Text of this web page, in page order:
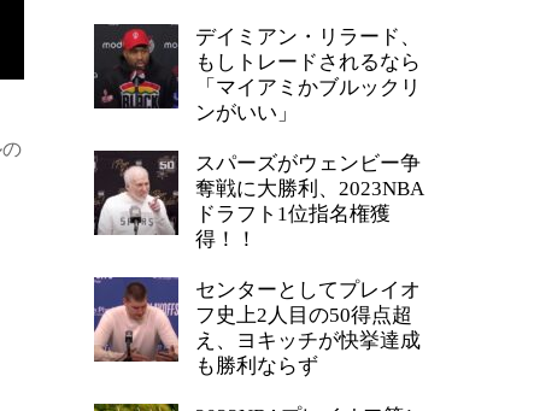
デイミアン・リラード、
もしトレードされるなら
「マイアミかブルックリ
ンがいい」
スパーズがウェンビー争
奪戦に大勝利、2023NBA
ドラフト1位指名権獲
得！！
センターとしてプレイオ
フ史上2人目の50得点超
え、ヨキッチが快挙達成
も勝利ならず